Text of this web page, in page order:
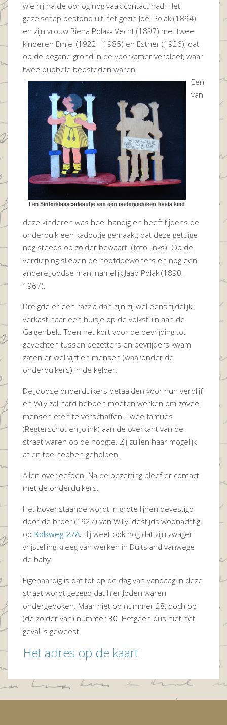
wie hij na de oorlog nog vaak contact had. Het
gezelschap bestond uit het gezin Joël Polak (1894)
en zijn vrouw Biena Polak- Vecht (1897) met twee
kinderen Emiel (1922 - 1985) en Esther (1926), dat
op de begane grond in de voorkamer verbleef, waar
twee dubbele bedsteden waren.
Een
van
deze kinderen was heel handig en heeft tijdens de
onderduik een kadootje gemaakt, dat deze getuige
nog steeds op zolder bewaart (foto links). Op de
verdieping sliepen de hoofdbewoners en nog een
andere Joodse man, namelijk Jaap Polak (1890 -
1967).
Dreigde er een razzia dan zijn zij wel eens tijdelijk
verkast naar een huisje op de volkstuin aan de
Galgenbelt. Toen het kort voor de bevrijding tot
gevechten tussen bezetters en bevrijders kwam
zaten er wel vijftien mensen (waaronder de
onderduikers) in de kelder.
De Joodse onderduikers betaalden voor hun verblijf
en Wily zal hard hebben moeten werken om zoveel
mensen eten te verschaffen. Twee families
(Regterschot en Jolink) aan de overkant van de
straat waren op de hoogte. Zij zullen haar mogelijk
af en toe hebben geholpen.
Allen overleefden. Na de bezetting bleef er contact
met de onderduikers.
Het bovenstaande wordt in grote lijnen bevestigd
door de broer (1927) van Willy, destijds woonachtig
op Kolkweg 27A. Hij weet ook nog dat zijn zwager
vrijstelling kreeg van werken in Duitsland vanwege
de baby.
Eigenaardig is dat tot op de dag van vandaag in deze
straat wordt gezegd dat hier Joden waren
ondergedoken. Maar niet op nummer 28, doch op
(de zolder van) nummer 30. Hetgeen dus niet het
geval is geweest.
Het adres op de kaart